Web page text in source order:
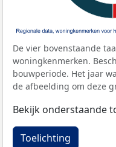
De vier bovenstaande
woningkenmerken.
bouwperiode. Het jaar
de afbeelding om deze
Bekijk onderstaande
Toelichting